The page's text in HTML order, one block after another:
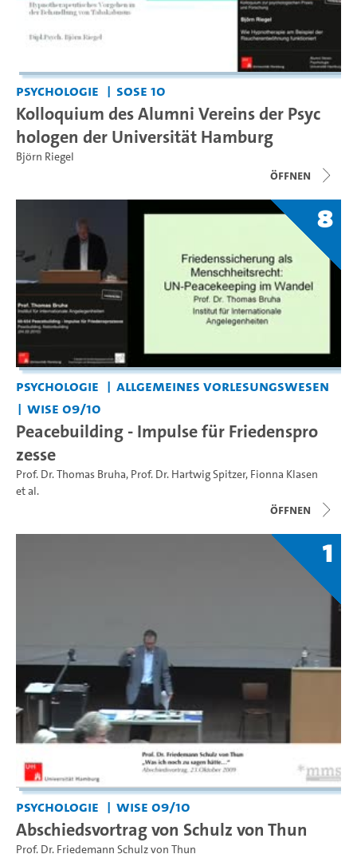
Psychologie SoSe 10
Kolloquium des Alumni Vereins der Psyc
hologen der Universität Hamburg
Björn Riegel
Öffnen
8
Psychologie
Allgemeines Vorlesungswesen
WiSe 09/10
Peacebuilding - Impulse für Friedenspro
zesse
Prof. Dr. Thomas Bruha, Prof. Dr. Hartwig Spitzer, Fionna Klasen
et al.
Öffnen
1
Psychologie WiSe 09/10
Abschiedsvortrag von Schulz von Thun
Prof. Dr. Friedemann Schulz von Thun